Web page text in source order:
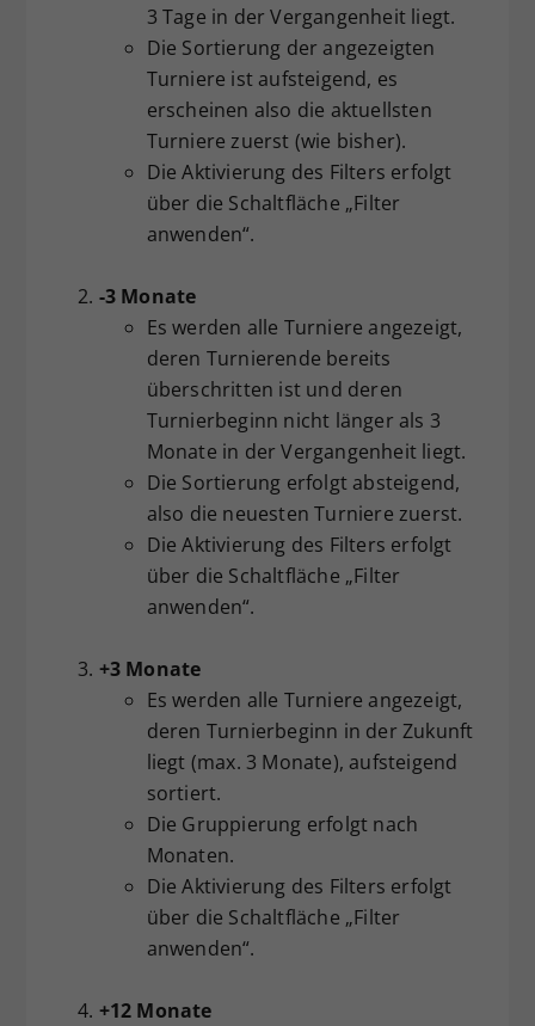
3 Tage in der Vergangenheit liegt.
Die Sortierung der angezeigten
Turniere ist aufsteigend, es
erscheinen also die aktuellsten
Turniere zuerst (wie bisher).
Die Aktivierung des Filters erfolgt
über die Schaltfläche „Filter
anwenden“.
-3 Monate
Es werden alle Turniere angezeigt,
deren Turnierende bereits
überschritten ist und deren
Turnierbeginn nicht länger als 3
Monate in der Vergangenheit liegt.
Die Sortierung erfolgt absteigend,
also die neuesten Turniere zuerst.
Die Aktivierung des Filters erfolgt
über die Schaltfläche „Filter
anwenden“.
+3 Monate
Es werden alle Turniere angezeigt,
deren Turnierbeginn in der Zukunft
liegt (max. 3 Monate), aufsteigend
sortiert.
Die Gruppierung erfolgt nach
Monaten.
Die Aktivierung des Filters erfolgt
über die Schaltfläche „Filter
anwenden“.
+12 Monate